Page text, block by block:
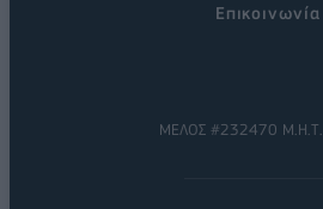
Επικοινωνία
ΜΕΛΟΣ #232470 Μ.Η.Τ.